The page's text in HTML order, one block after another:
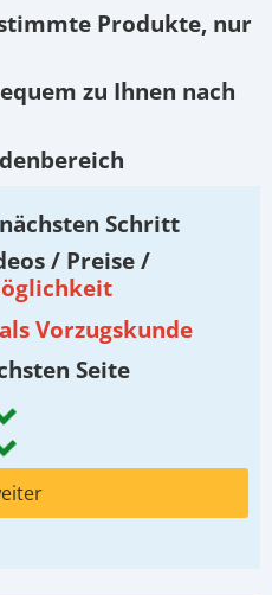
Produkte, nur
zu Ihnen nach
Schritt
/ Preise /
als Vorzugskunde
Seite